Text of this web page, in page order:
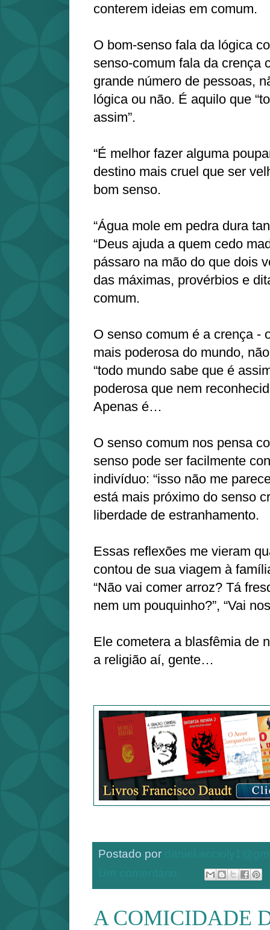
conterem ideias em comum.
O bom-senso fala da lógica
senso-comum fala da crença
grande número de pessoas,
lógica ou não. É aquilo que
assim”.
“É melhor fazer alguma
destino mais cruel que ser
bom senso.
“Água mole em pedra dura
“Deus ajuda a quem cedo
pássaro na mão do que dois
das máximas, provérbios e
comum.
O senso comum é a crença -
mais poderosa do mundo,
“todo mundo sabe que é
poderosa que nem
Apenas é…
O senso comum nos pensa
senso pode ser facilmente
indivíduo: “isso não me
está mais próximo do senso
liberdade de estranhamento.
Essas reflexões me vieram
contou de sua viagem à
“Não vai comer arroz? Tá
nem um pouquinho?”, “Vai
Ele cometera a blasfêmia de
a religião aí, gente…
Postado por
A COMICIDADE